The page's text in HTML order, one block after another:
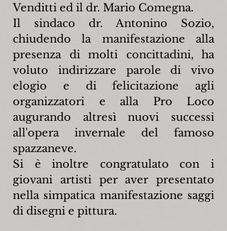
Venditti ed il dr. Mario Comegna.
Il sindaco dr. Antonino Sozio,
chiudendo la manifestazione alla
presenza di molti concittadini, ha
voluto indirizzare parole di vivo
elogio e di felicitazione agli
organizzatori e alla Pro Loco
augurando altresì nuovi successi
all'opera invernale del famoso
spazzaneve.
Si è inoltre congratulato con i
giovani artisti per aver presentato
nella simpatica manifestazione saggi
di disegni e pittura.